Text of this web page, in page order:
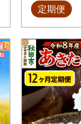
定期便